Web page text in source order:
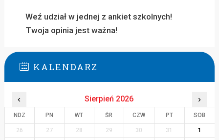
Weź udział w jednej z ankiet szkolnych!
Twoja opinia jest ważna!
KALENDARZ
‹ Sierpień 2026 ›
NDZ PN WT ŚR CZW PT SOB
26 27 28 29 30 31
1